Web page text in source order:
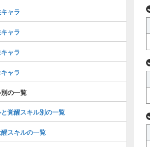
ャラ
ャラ
ャラ
ャラ
の一覧
覚醒スキル別の一覧
スキルの一覧